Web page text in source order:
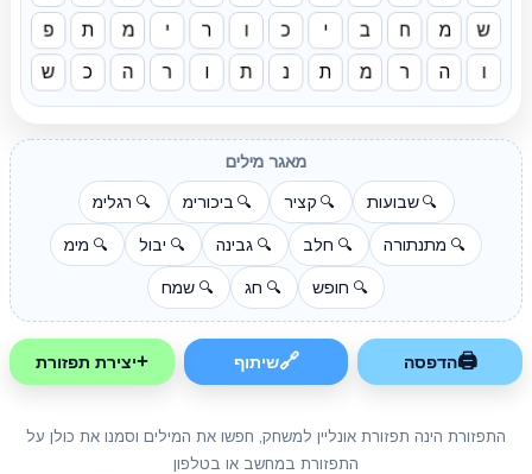
ש מ ח ב י כ ו ר י מ ת פ
ו ה ר מ ת נ ת ו ר ה כ ש
מאגר מילים
🔍 שבועות 🔍 קציר 🔍 ביכורימ 🔍 רגלימ
🔍 מתנתורה 🔍 חלב 🔍 גבינה 🔍 יבול 🔍 מימ
🔍 חופש 🔍 חג 🔍 שמח
🖨הדפסה 🔗שיתוף +יצירת תפזורת
התפזורת הינה תפזורת אונליין למשחק, חפשו את המילים וסמנו את כולן על
התפזורת במחשב או בטלפון